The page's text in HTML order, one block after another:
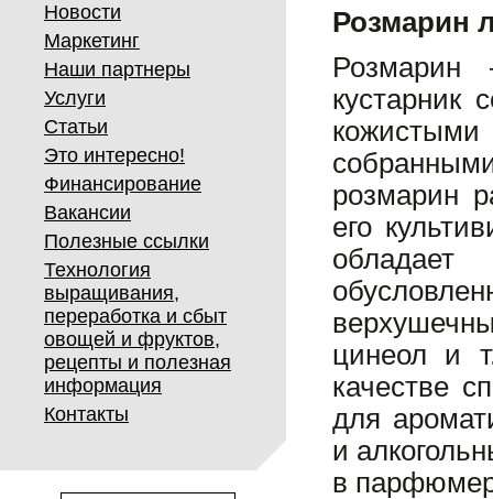
Новости
Маркетинг
Наши партнеры
Услуги
Статьи
Это интересно!
Финансирование
Вакансии
Полезные ссылки
Технология
выращивания,
переработка и сбыт
овощей и фруктов,
рецепты и полезная
информация
Контакты
Розмарин
Розмарин
кустарник
розмарин
его
цинеол и
качестве
для
и
в